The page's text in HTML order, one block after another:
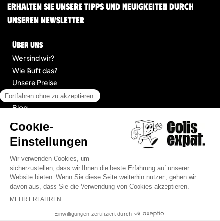
Erhalten Sie unsere Tipps und Neuigkeiten durch
unseren Newsletter
Über uns
Wer sind wir?
Wie läuft das?
Unsere Preise
Kontakt
Blog
legal
Impressum
Allgemeine Geschäftsbedingungen für Dienstleistungen
Seitenübersicht